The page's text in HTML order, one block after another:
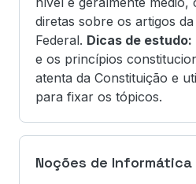
diretas sobre os artigos
Federal. Dicas de estudo:
e os princípios
atenta da Constituição e
para fixar os tópicos.
Noções de Informática